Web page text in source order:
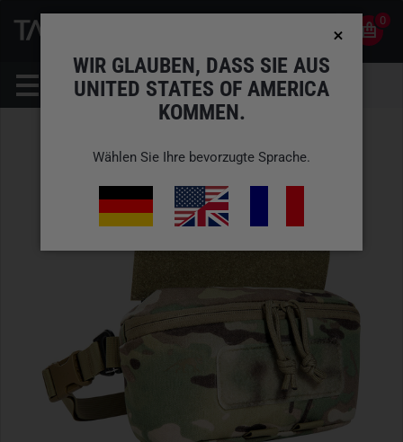
0
WIR GLAUBEN, DASS SIE AUS
UNITED STATES OF AMERICA
KOMMEN.
Wählen Sie Ihre bevorzugte Sprache.